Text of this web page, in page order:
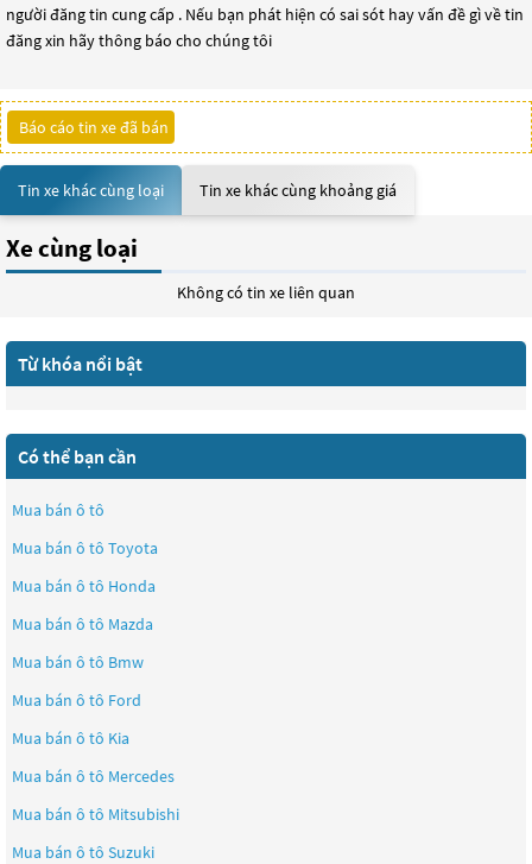
người đăng tin cung cấp . Nếu bạn phát hiện có sai sót hay vấn đề gì về tin
đăng xin hãy thông báo cho chúng tôi
Báo cáo tin xe đã bán
Tin xe khác cùng loại Tin xe khác cùng khoảng giá
Xe cùng loại
Không có tin xe liên quan
Từ khóa nổi bật
Có thể bạn cần
Mua bán ô tô
Mua bán ô tô Toyota
Mua bán ô tô Honda
Mua bán ô tô Mazda
Mua bán ô tô Bmw
Mua bán ô tô Ford
Mua bán ô tô Kia
Mua bán ô tô Mercedes
Mua bán ô tô Mitsubishi
Mua bán ô tô Suzuki